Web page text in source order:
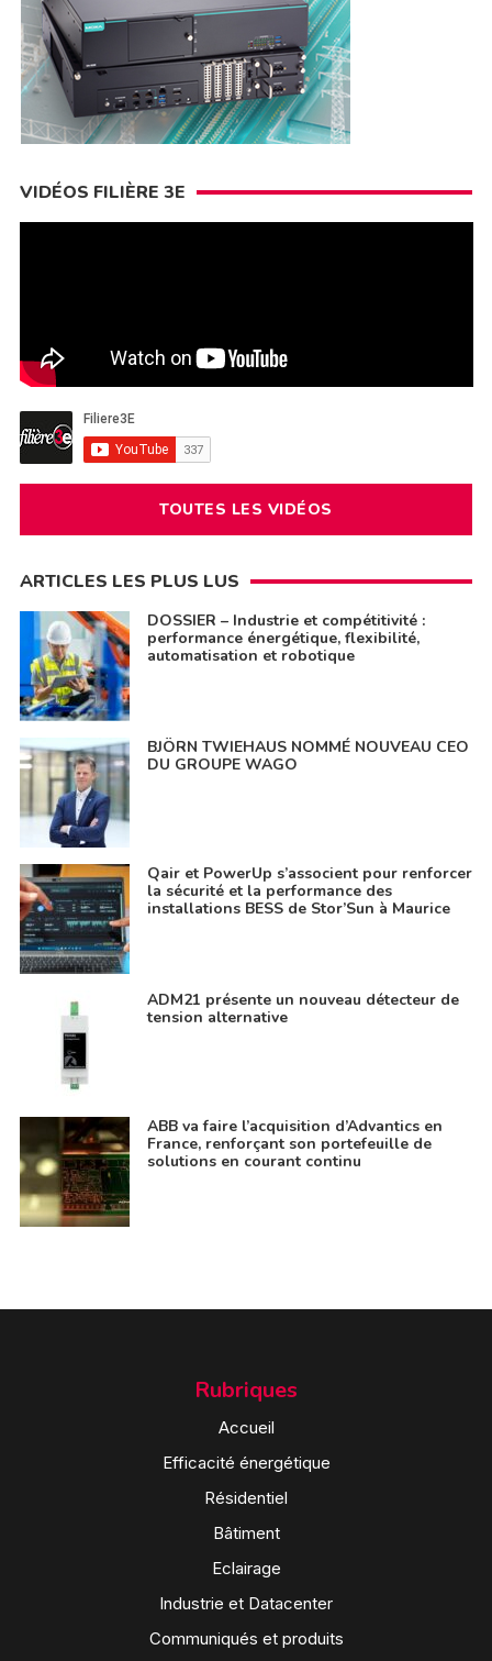
VIDÉOS FILIÈRE 3E
TOUTES LES VIDÉOS
ARTICLES LES PLUS LUS
DOSSIER – Industrie et compétitivité :
performance énergétique, flexibilité,
automatisation et robotique
BJÖRN TWIEHAUS NOMMÉ NOUVEAU CEO
DU GROUPE WAGO
Qair et PowerUp s’associent pour renforcer
la sécurité et la performance des
installations BESS de Stor’Sun à Maurice
ADM21 présente un nouveau détecteur de
tension alternative
ABB va faire l’acquisition d’Advantics en
France, renforçant son portefeuille de
solutions en courant continu
Rubriques
Accueil
Efficacité énergétique
Résidentiel
Bâtiment
Eclairage
Industrie et Datacenter
Communiqués et produits